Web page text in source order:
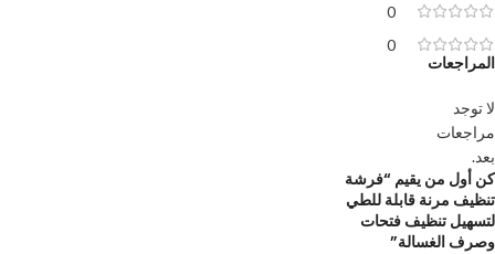
0
0
المراجعات
لا توجد
مراجعات
بعد.
كن أول من يقيم “فرشة
تنظيف مرنة قابلة للطي
لتسهيل تنظيف فتحات
وصرف الغسالة”